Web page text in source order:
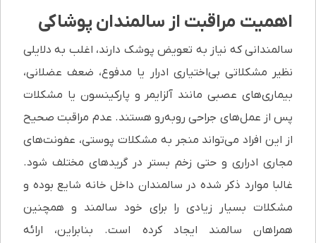
اهمیت مراقبت از سالمندان پوشاکی
سالمندانی که نیاز به تعویض پوشک دارند، اغلب به دلایلی
نظیر مشکلاتی بی‌اختیاری ادرار یا مدفوع، ضعف عضلانی،
بیماری‌های عصبی مانند آلزایمر و پارکینسون یا مشکلات
پس از عمل‌های جراحی روبه‌رو هستند. عدم مراقبت صحیح
از این افراد می‌تواند منجر به مشکلات پوستی، عفونت‌های
مجاری ادراری و حتی زخم بستر در گریدهای مختلف شود.
غالبا موارد ذکر شده در سالمندان داخل خانه شایع بوده و
مشکلات بسیار زیادی را برای خود سالمند و همچنین
همراهان سالمند ایجاد کرده است. بنابراین، ارائه